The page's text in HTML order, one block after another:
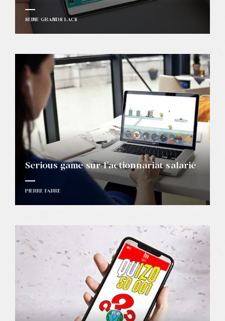
SEINE GRANDS LACS
Serious game sur l’actionnariat salarié
PIERRE FABRE